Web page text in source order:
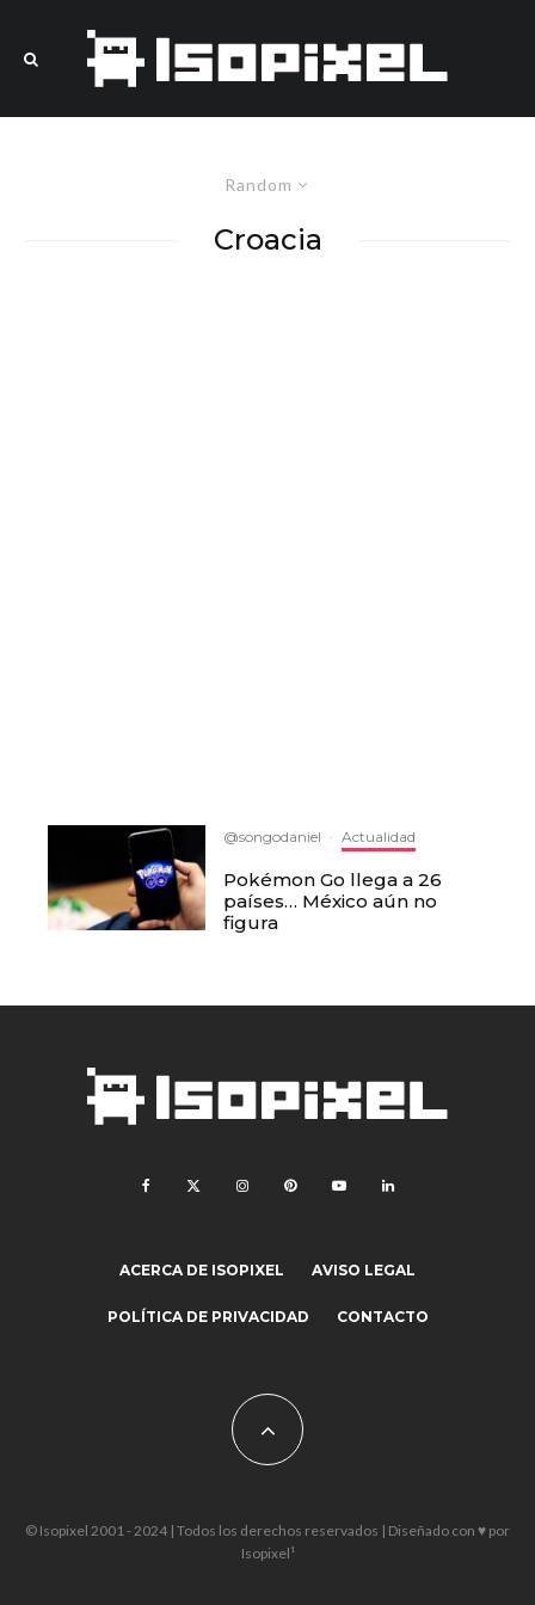
Random
Croacia
@songodaniel · Actualidad
Pokémon Go llega a 26
países… México aún no
figura
ACERCA DE ISOPIXEL AVISO LEGAL
POLÍTICA DE PRIVACIDAD CONTACTO
© Isopixel 2001 - 2024 | Todos los derechos reservados | Diseñado con ♥ por
Isopixel¹